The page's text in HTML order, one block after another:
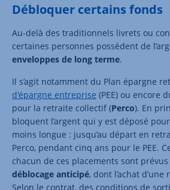
Débloquer certains fonds
Au-delà des traditionnels livrets ou
certaines personnes possèdent de
enveloppes de long terme.
Il s’agit notamment du Plan épargne
d'épargne entreprise (PEE) ou encore
pour la retraite collectif (Perco). En
bloquent l’argent qui y est déposé
moins longue : jusqu’au départ en
Perco, pendant cinq ans pour le PEE.
chacun de ces placements sont prévus
déblocage anticipé, dont l’achat
Selon le contrat, des conditions de